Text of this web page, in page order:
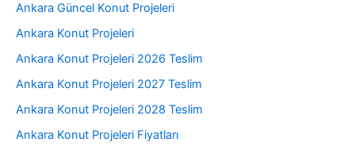
Ankara Güncel Konut Projeleri
Ankara Konut Projeleri
Ankara Konut Projeleri 2026 Teslim
Ankara Konut Projeleri 2027 Teslim
Ankara Konut Projeleri 2028 Teslim
Ankara Konut Projeleri Fiyatları